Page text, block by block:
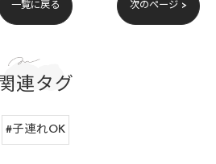
一覧に戻る 次のページ >
関連タグ
#子連れOK